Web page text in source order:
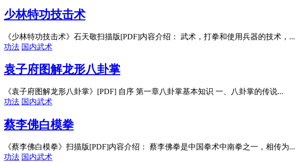
少林特功技击术
《少林特功技击术》石天敬扫描版[PDF]内容介绍： 武术，打拳和使用兵器的技术，...
功法 国内武术
袁子府图解龙形八卦掌
《袁子府图解龙形八卦掌》[PDF] 自序 第一章八卦掌基本知识 一、八卦掌的传说...
功法 国内武术
蔡李佛白模拳
《蔡李佛白模拳》扫描版[PDF]内容介绍： 蔡李佛拳是中国拳术中南拳之一，相传为...
功法 国内武术